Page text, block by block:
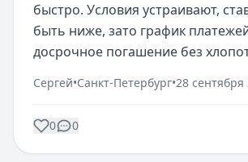
быстро. Условия устраивают,
быть ниже, зато график
досрочное погашение без
Сергей•Санкт-Петербург•28 сентября
0 0